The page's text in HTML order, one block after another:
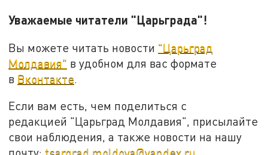
Уважаемые читатели "Царьграда"!
Вы можете читать новости "Царьград
Молдавия" в удобном для вас формате
в Вконтакте
Если вам есть, чем поделиться с
редакцией "Царьград Молдавия", присылайте
свои наблюдения, а также новости на нашу